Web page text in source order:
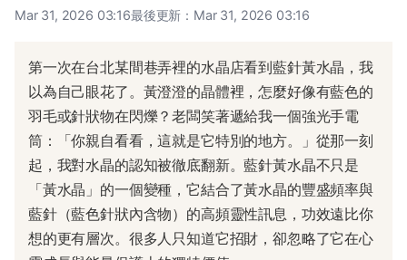
Mar 31, 2026 03:16最後更新：Mar 31, 2026 03:16
第一次在台北某間巷弄裡的水晶店看到藍針黃水晶，我
以為自己眼花了。黃澄澄的晶體裡，怎麼好像有藍色的
羽毛或針狀物在閃爍？老闆笑著遞給我一個強光手電
筒：「你親自看看，這就是它特別的地方。」從那一刻
起，我對水晶的認知被徹底翻新。藍針黃水晶不只是
「黃水晶」的一個變種，它結合了黃水晶的豐盛頻率與
藍針（藍色針狀內含物）的高頻靈性訊息，功效遠比你
想的更有層次。很多人只知道它招財，卻忽略了它在心